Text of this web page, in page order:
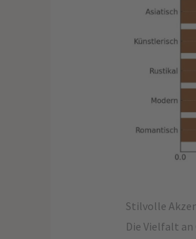
Stilvolle
Die Vielfalt